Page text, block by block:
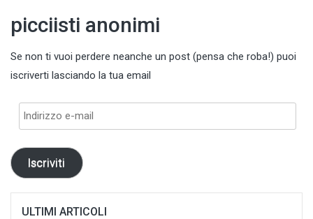
picciisti anonimi
Se non ti vuoi perdere neanche un post (pensa che roba!) puoi
iscriverti lasciando la tua email
Indirizzo
Iscriviti
ULTIMI ARTICOLI